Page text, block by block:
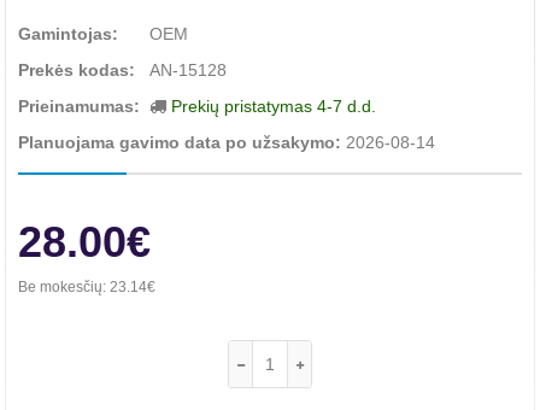
Gamintojas:
OEM
Prekės kodas:
AN-15128
Prieinamumas:
Prekių pristatymas 4-7 d.d.
Planuojama gavimo data po užsakymo: 2026-08-14
28.00€
Be mokesčių: 23.14€